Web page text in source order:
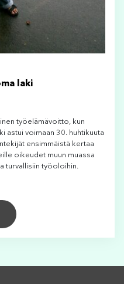
laki
työelämävoitto, kun
astui voimaan 30. huhtikuuta
ensimmäistä kertaa
oikeudet muun muassa
turvallisiin työoloihin.